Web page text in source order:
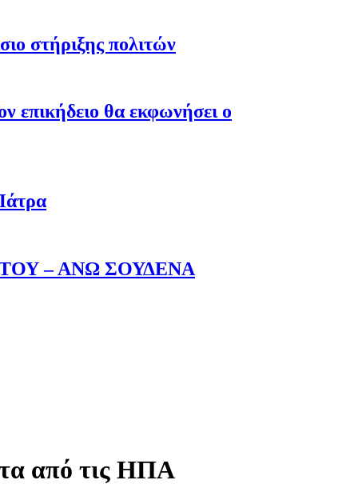
στήριξης πολιτών
επικήδειο θα εκφωνήσει ο
– ΑΝΩ ΣΟΥΔΕΝΑ
από τις ΗΠΑ